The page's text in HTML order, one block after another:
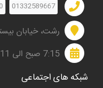
01332589667
رشت، خیابان
7:15 صبح الی 11 شب
شبکه های اجتماعی